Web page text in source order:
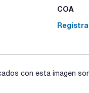
COA
con esta imagen